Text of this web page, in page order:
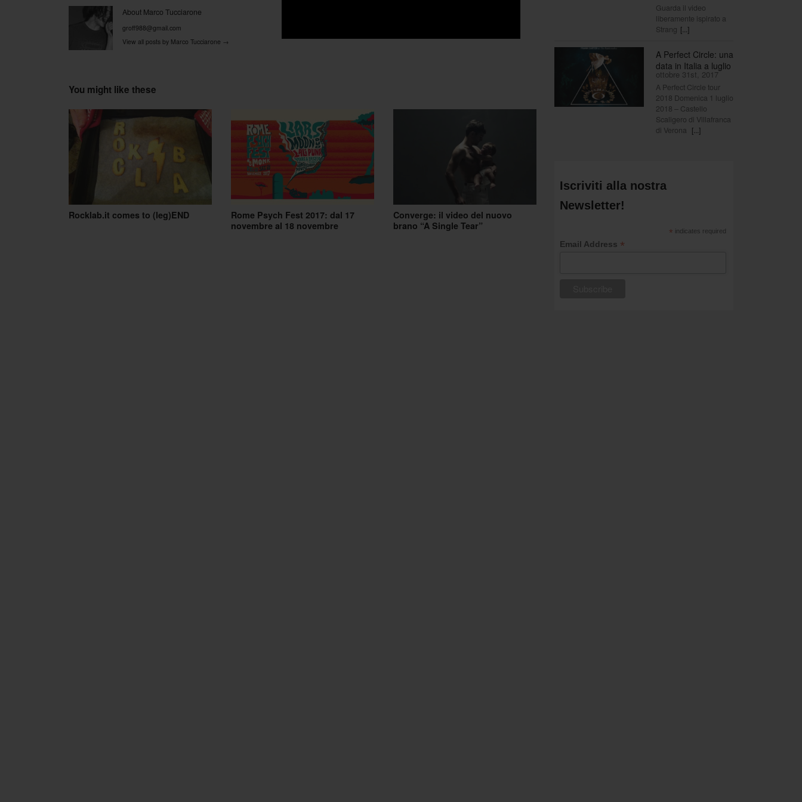
About Marco Tucciarone
groff988@gmail.com
View all posts by Marco Tucciarone →
You might like these
Rocklab.it comes to (leg)END
Rome Psych Fest 2017: dal 17
novembre al 18 novembre
Converge: il video del nuovo
brano “A Single Tear”
Guarda il video
liberamente ispirato a
Strang [...]
A Perfect Circle: una
data in Italia a luglio
ottobre 31st, 2017
A Perfect Circle tour
2018 Domenica 1 luglio
2018 – Castello
Scaligero di Villafranca
di Verona [...]
Iscriviti alla nostra
Newsletter!
* indicates required
Email Address *